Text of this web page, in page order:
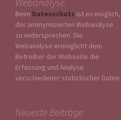
Beim Datenschutz ist es möglich,
der anonymisierten Webanalyse
zu widersprechen. Die
Webanalyse ermöglicht dem
Betreiber der Webseite die
Erfassung und Analyse
verschiedener statistischer Daten.
Neueste Beiträge